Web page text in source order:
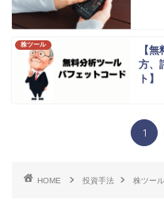
株ツール
【
方、
ト】
1
HOME 投資手法 株ツール